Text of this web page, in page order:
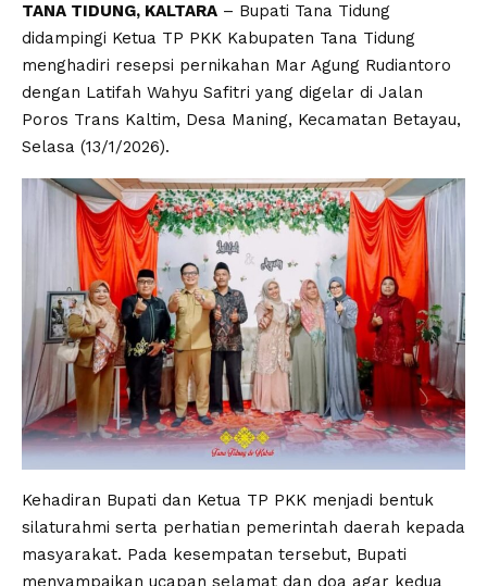
TANA TIDUNG, KALTARA – Bupati Tana Tidung
didampingi Ketua TP PKK Kabupaten Tana Tidung
menghadiri resepsi pernikahan Mar Agung Rudiantoro
dengan Latifah Wahyu Safitri yang digelar di Jalan
Poros Trans Kaltim, Desa Maning, Kecamatan Betayau,
Selasa (13/1/2026).
Kehadiran Bupati dan Ketua TP PKK menjadi bentuk
silaturahmi serta perhatian pemerintah daerah kepada
masyarakat. Pada kesempatan tersebut, Bupati
menyampaikan ucapan selamat dan doa agar kedua